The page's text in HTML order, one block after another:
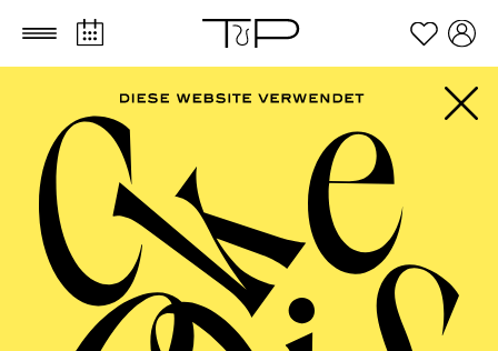
Zum Hauptinhalt springen Zum Footer springen
SCHAUSPIEL ESSEN